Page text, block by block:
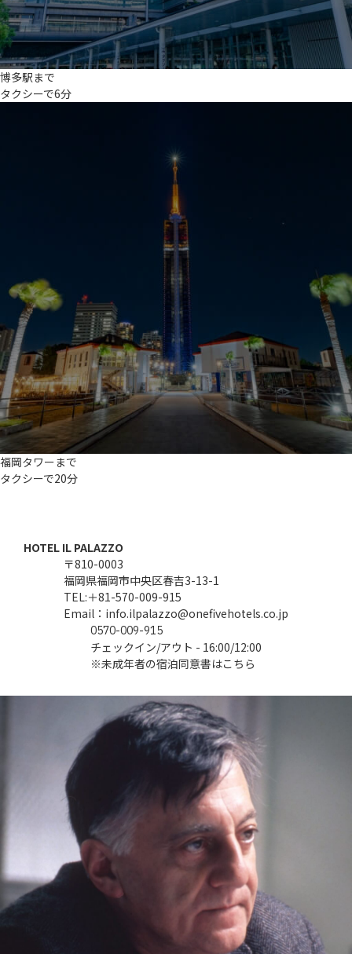
博多駅まで
タクシーで6分
福岡タワーまで
タクシーで20分
HOTEL IL PALAZZO
〒810-0003
福岡県福岡市中央区春吉3-13-1
TEL:＋81-570-009-915
Email： info.ilpalazzo@onefivehotels.co.jp
0570-009-915
チェックイン/アウト - 16:00/12:00
※未成年者の宿泊同意書はこちら